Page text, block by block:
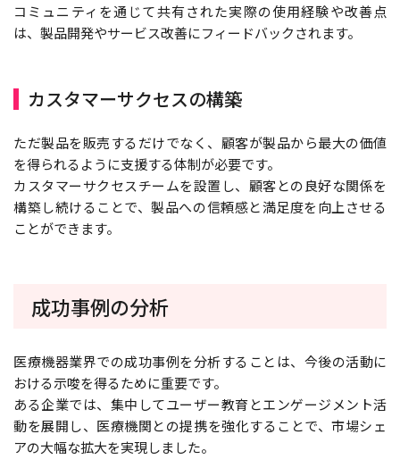
コミュニティを通じて共有された実際の使用経験や改善点
は、製品開発やサービス改善にフィードバックされます。
カスタマーサクセスの構築
ただ製品を販売するだけでなく、顧客が製品から最大の価値
を得られるように支援する体制が必要です。
カスタマーサクセスチームを設置し、顧客との良好な関係を
構築し続けることで、製品への信頼感と満足度を向上させる
ことができます。
成功事例の分析
医療機器業界での成功事例を分析することは、今後の活動に
おける示唆を得るために重要です。
ある企業では、集中してユーザー教育とエンゲージメント活
動を展開し、医療機関との提携を強化することで、市場シェ
アの大幅な拡大を実現しました。